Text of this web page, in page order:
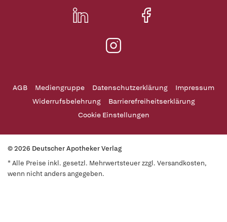
AGB Mediengruppe Datenschutzerklärung
Impressum
Widerrufsbelehrung
Barrierefreiheitserklärung
Cookie Einstellungen
© 2026 Deutscher Apotheker Verlag
* Alle Preise inkl. gesetzl. Mehrwertsteuer zzgl. Versandkosten,
wenn nicht anders angegeben.